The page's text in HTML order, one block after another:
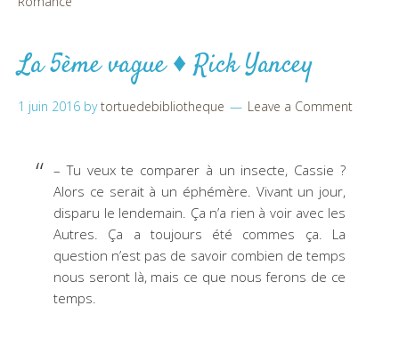
La 5ème vague ♦ Rick Yancey
1 juin 2016 bytortuedebibliotheque Leave a Comment
– Tu veux te comparer à un insecte, Cassie ?
Alors ce serait à un éphémère. Vivant un jour,
disparu le lendemain. Ça n’a rien à voir avec les
Autres. Ça a toujours été commes ça. La
question n’est pas de savoir combien de temps
nous seront là, mais ce que nous ferons de ce
temps.